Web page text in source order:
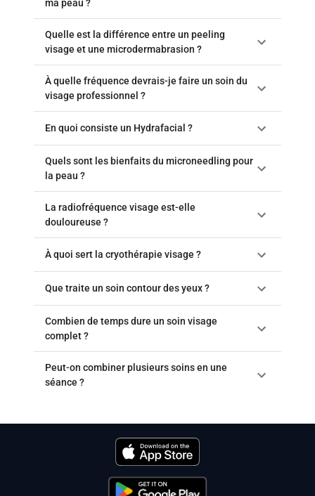
ma peau ?
Quelle est la différence entre un peeling
visage et une microdermabrasion ?
À quelle fréquence devrais-je faire un soin du
visage professionnel ?
En quoi consiste un Hydrafacial ?
Quels sont les bienfaits du microneedling pour
la peau ?
La radiofréquence visage est-elle
douloureuse ?
À quoi sert la cryothérapie visage ?
Que traite un soin contour des yeux ?
Combien de temps dure un soin visage
complet ?
Peut-on combiner plusieurs soins en une
séance ?